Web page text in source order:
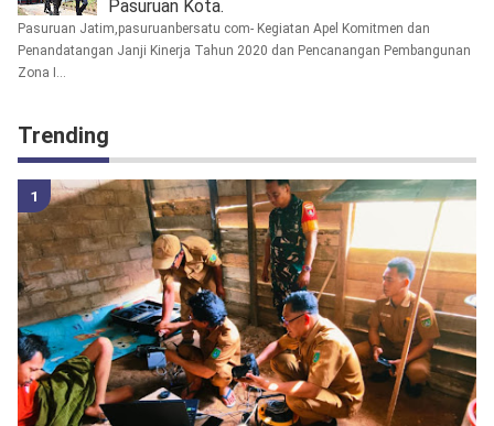
Pasuruan Kota.
Pasuruan Jatim,pasuruanbersatu com- Kegiatan Apel Komitmen dan
Penandatangan Janji Kinerja Tahun 2020 dan Pencanangan Pembangunan
Zona I...
Trending